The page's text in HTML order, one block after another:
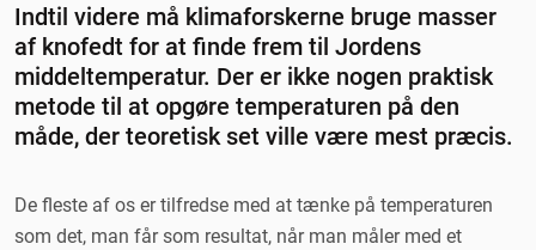
Jorden har en officiel middeltemperatur
Krigen på Krim hjalp klimaforskerne
Intet problem med varme byer
Satellitter får stigende betydning i klimaforskningen
Indtil videre må klimaforskerne bruge masser
af knofedt for at finde frem til Jordens
middeltemperatur. Der er ikke nogen praktisk
metode til at opgøre temperaturen på den
måde, der teoretisk set ville være mest præcis.
De fleste af os er tilfredse med at tænke på temperaturen
som det, man får som resultat, når man måler med et